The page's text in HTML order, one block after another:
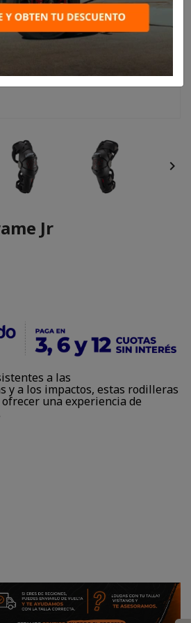

Jr
a las
y a los impactos, estas rodilleras
una experiencia de